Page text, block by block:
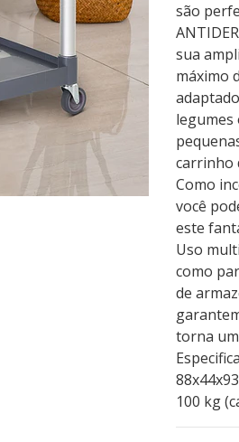
são
sua
máximo
legumes
carrinho
Como
você
este
Uso
como
de
torna
100 kg